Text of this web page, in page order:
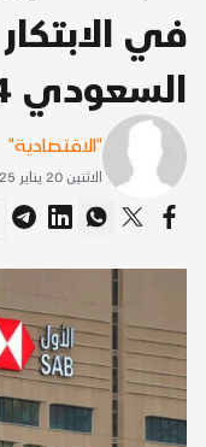
في
السعودي 2024
"الاقتصادية"
الاثنين 20 يناير 2025 11:43